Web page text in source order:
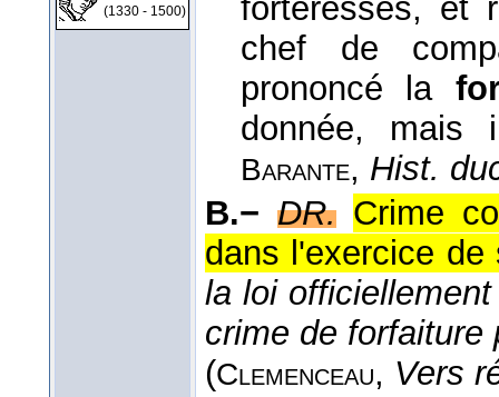
(1330 - 1500)
forteresses, et
chef de
prononcé la
donnée, mais
Barante, Hist.
B.− DR. Crime
dans l'exercice de
la loi
crime de forfaiture
(Clemenceau, Vers